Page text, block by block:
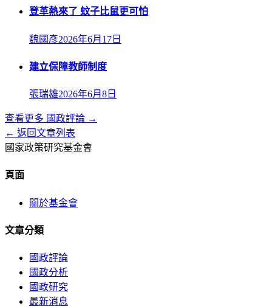
登革熱來了 蚊子比鼠更可怕
魏國彥2026年6月17日
建立保障教師制度
張瑞雄2026年6月8日
查看更多 國政評論 →
← 返回文章列表
國家政策研究基金會
頁面
關於基金會
文章分類
國政評論
國政分析
國政研究
最新消息